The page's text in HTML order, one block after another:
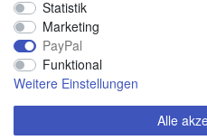
Statistik
Marketing
PayPal
Funktional
Weitere Einstellungen
Alle